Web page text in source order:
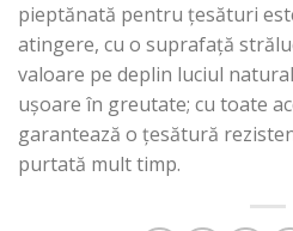
pieptănată pentru țesături
atingere, cu o suprafață
valoare pe deplin luciul
ușoare în greutate; cu toate
garantează o țesătură
purtată mult timp.